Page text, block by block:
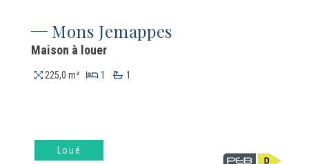
Mons Jemappes
Maison à louer
225,0 m² 1 1
Loué